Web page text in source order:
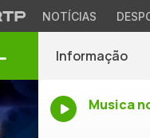
NOTÍCIAS
Informação
Musica